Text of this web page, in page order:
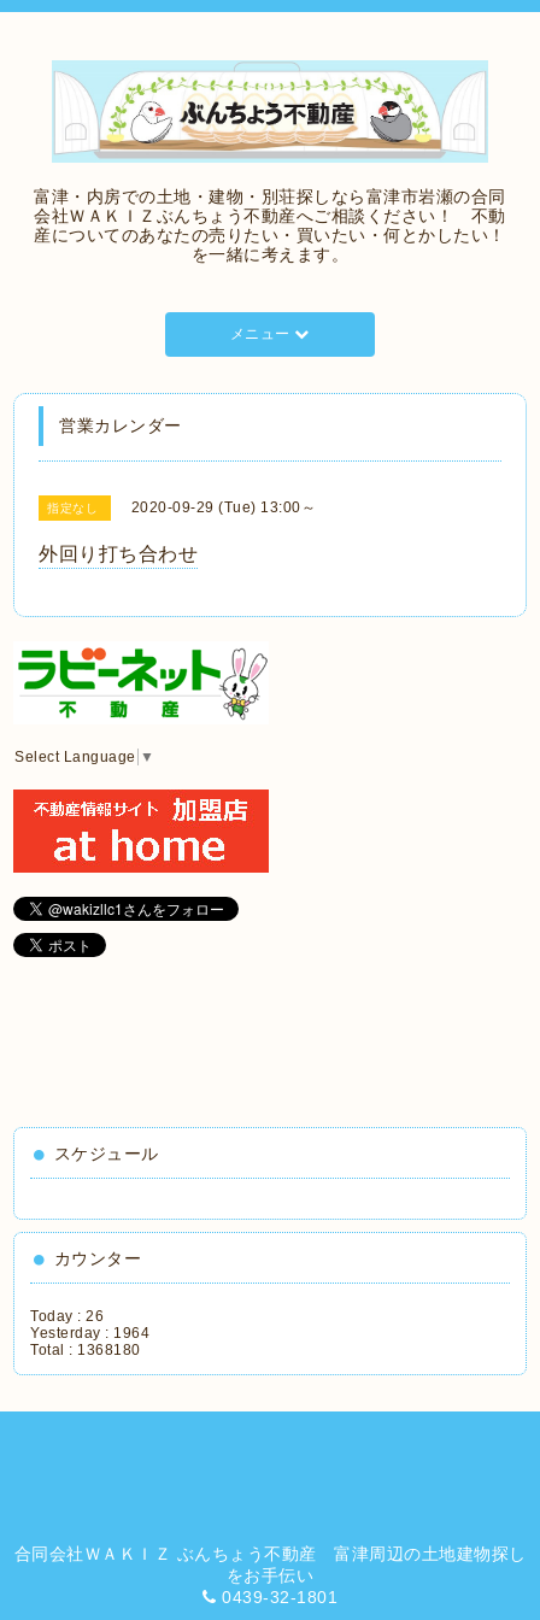
富津・内房での土地・建物・別荘探しなら富津市岩瀬の合同
会社ＷＡＫＩＺぶんちょう不動産へご相談ください！ 不動
産についてのあなたの売りたい・買いたい・何とかしたい！
を一緒に考えます。
メニュー
営業カレンダー
指定なし 2020-09-29 (Tue) 13:00～
外回り打ち合わせ
Select Language ▼
スケジュール
カウンター
Today :26
Yesterday : 1964
Total : 1368180
合同会社ＷＡＫＩＺ ぶんちょう不動産 富津周辺の土地建物探し
をお手伝い
0439-32-1801